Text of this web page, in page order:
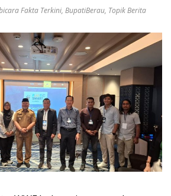
Fakta Terkini, BupatiBerau, Topik Berita